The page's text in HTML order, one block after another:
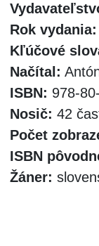
Rok vydania:
Kľúčové
Načítal:
ISBN: 978-
Nosič: 42
Počet
ISBN
Žáner: